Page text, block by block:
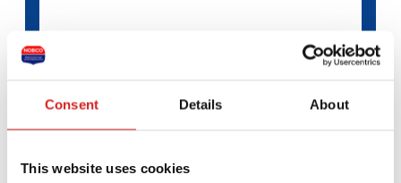
Consent Details About
This website uses cookies